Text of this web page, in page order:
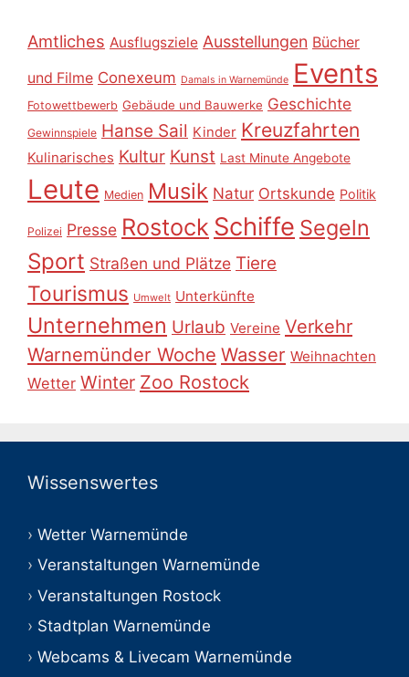
Amtliches Ausflugsziele Ausstellungen Bücher
und Filme Conexeum Damals in Warnemünde Events
Fotowettbewerb Gebäude und Bauwerke Geschichte
Gewinnspiele Hanse Sail Kinder Kreuzfahrten
Kulinarisches Kultur Kunst Last Minute Angebote
Leute Medien Musik Natur Ortskunde Politik
Polizei Presse Rostock Schiffe Segeln
Sport Straßen und Plätze Tiere
Tourismus Umwelt Unterkünfte
Unternehmen Urlaub Vereine Verkehr
Warnemünder Woche Wasser Weihnachten
Wetter Winter Zoo Rostock
Wissenswertes
Wetter Warnemünde
Veranstaltungen Warnemünde
Veranstaltungen Rostock
Stadtplan Warnemünde
Webcams & Livecam Warnemünde